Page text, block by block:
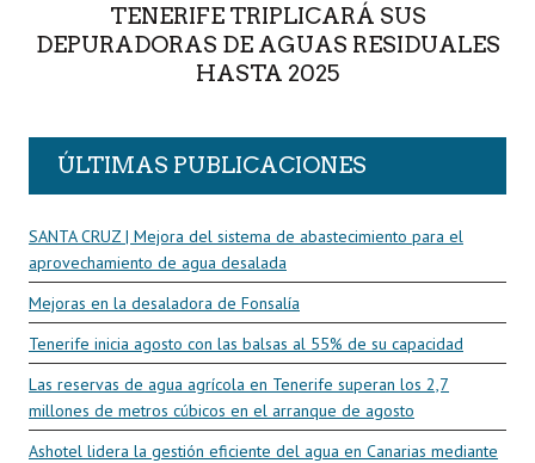
TENERIFE TRIPLICARÁ SUS
DEPURADORAS DE AGUAS RESIDUALES
HASTA 2025
ÚLTIMAS PUBLICACIONES
SANTA CRUZ | Mejora del sistema de abastecimiento para el
aprovechamiento de agua desalada
Mejoras en la desaladora de Fonsalía
Tenerife inicia agosto con las balsas al 55% de su capacidad
Las reservas de agua agrícola en Tenerife superan los 2,7
millones de metros cúbicos en el arranque de agosto
Ashotel lidera la gestión eficiente del agua en Canarias mediante